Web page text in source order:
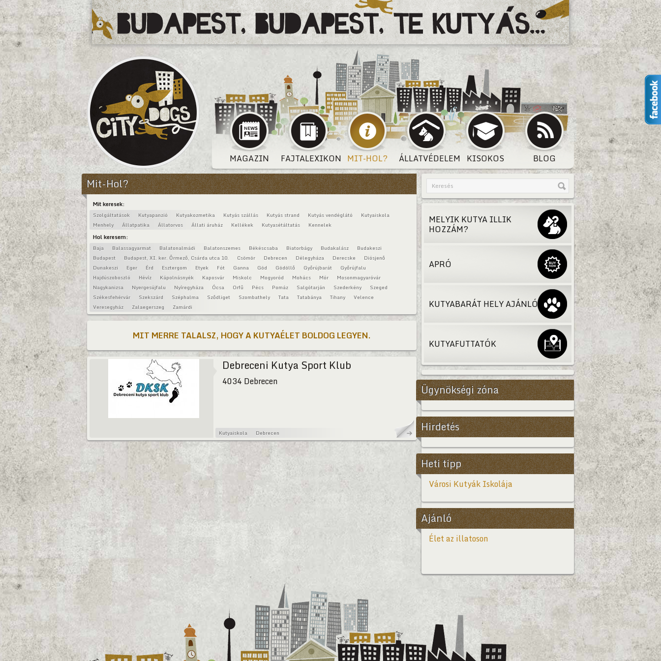
CityDogs
MAGAZIN FAJTALEXIKON MIT-HOL? ÁLLATVÉDELEM KISOKOS BLOG
Mit-Hol?
Mit keresek:
Szolgáltatások Kutyapanzió Kutyakozmetika Kutyás szállás Kutyás strand Kutyás vendéglátó
Kutyaiskola
Menhely
Állatpatika Állatorvos Állati áruház Kellékek Kutyasétáltatás Kennelek
Hol keresem:
Baja Balassagyarmat Balatonalmádi Balatonszemes Békéscsaba Biatorbágy Budakalász
Budakeszi
Budapest
Budapest, XI. ker. Őrmező, Csárda utca 10. Csömör Debrecen Délegyháza Derecske
Diósjenő
Dunakeszi
Eger Érd Esztergom Etyek Fót Ganna Göd Gödöllő Győrújbarát
Győrújfalu
Hajdúszoboszló
Hévíz Kápolnásnyék Kaposvár Miskolc Mogyoród Mohács Mór
Mosonmagyaróvár
Nagykanizsa
Nyergesújfalu Nyíregyháza Ócsa Orfű Pécs Pomáz Salgótarján Szederkény
Szeged
Székesfehérvár
Szekszárd Széphalma Sződliget Szombathely Tata Tatabánya Tihany
Velence
Veresegyház
Zalaegerszeg Zamárdi
MIT MERRE TALALSZ, HOGY A KUTYAÉLET BOLDOG LEGYEN.
Debreceni Kutya Sport Klub
4034 Debrecen
Kutyaiskola Debrecen
MELYIK KUTYA ILLIK
HOZZÁM?
APRÓ
KUTYABARÁT HELY AJÁNLÓ
KUTYAFUTTATÓK
Ügynökségi zóna
Hirdetés
Heti tipp
Városi Kutyák Iskolája
Ajánló
Élet az illatoson